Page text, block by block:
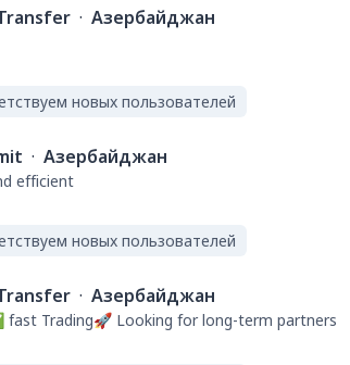
· Азербайджан
новых пользователей
· Азербайджан
efficient
новых пользователей
· Азербайджан
fast Trading🚀 Looking for long-term partners